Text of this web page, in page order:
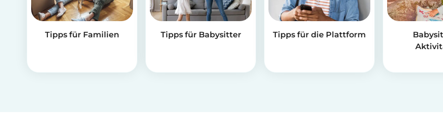
Tipps für Familien Tipps für Babysitter Tipps für die Plattform